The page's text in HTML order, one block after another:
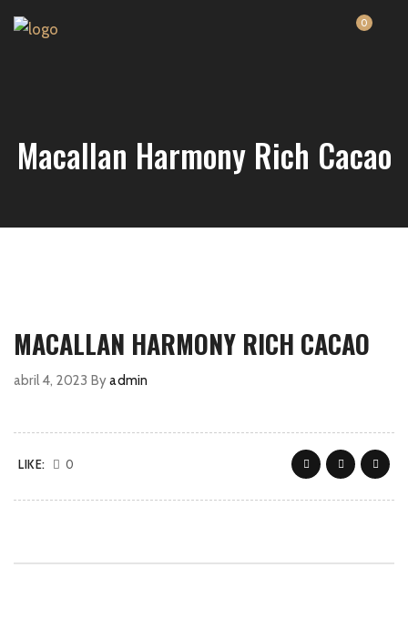
0
Macallan Harmony Rich Cacao
MACALLAN HARMONY RICH CACAO
abril 4, 2023 Byadmin
LIKE: 0